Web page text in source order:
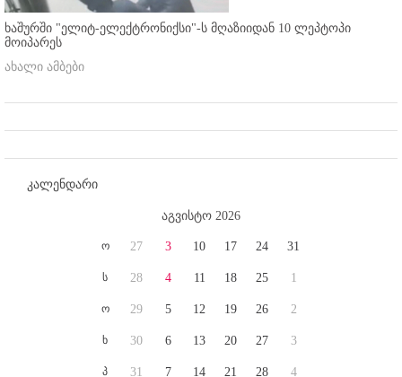
ხაშურში "ელიტ-ელექტრონიქსი"-ს მღაზიიდან 10 ლეპტოპი
მოიპარეს
ახალი ამბები
კალენდარი
აგვისტო 2026
ო
ს
ო
ხ
პ
27
28
29
30
31
3
4
5
6
7
10
11
12
13
14
17
18
19
20
21
24
25
26
27
28
31
1
2
3
4